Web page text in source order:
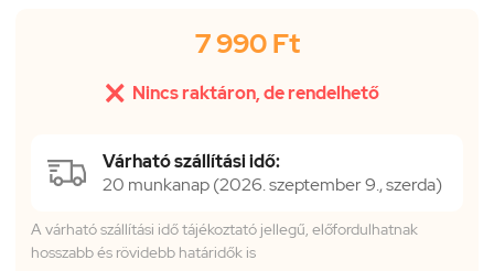
7 990 Ft
 Nincs raktáron, de rendelhető
Várható szállítási idő:
20 munkanap (2026. szeptember 9., szerda)
A várható szállítási idő tájékoztató jellegű, előfordulhatnak
hosszabb és rövidebb határidők is